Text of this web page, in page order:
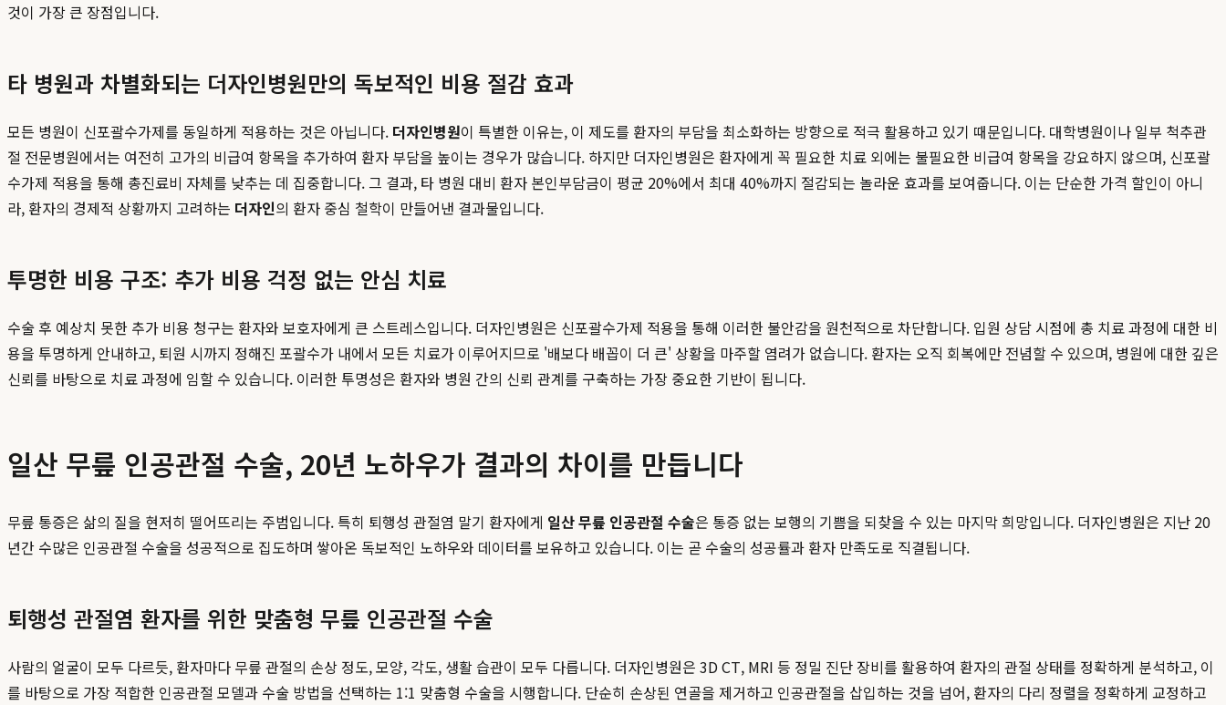
것이 가장 큰 장점입니다.
타 병원과 차별화되는 더자인병원만의 독보적인 비용 절감 효과
모든 병원이 신포괄수가제를 동일하게 적용하는 것은 아닙니다. 더자인병원이 특별한 이유는, 이 제도를 환자의 부담을 최소화하는 방향으로 적극 활용하고 있기 때문입니다. 대학병원이나 일부 척추관
절 전문병원에서는 여전히 고가의 비급여 항목을 추가하여 환자 부담을 높이는 경우가 많습니다. 하지만 더자인병원은 환자에게 꼭 필요한 치료 외에는 불필요한 비급여 항목을 강요하지 않으며, 신포괄
수가제 적용을 통해 총진료비 자체를 낮추는 데 집중합니다. 그 결과, 타 병원 대비 환자 본인부담금이 평균 20%에서 최대 40%까지 절감되는 놀라운 효과를 보여줍니다. 이는 단순한 가격 할인이 아니
라, 환자의 경제적 상황까지 고려하는 더자인의 환자 중심 철학이 만들어낸 결과물입니다.
투명한 비용 구조: 추가 비용 걱정 없는 안심 치료
수술 후 예상치 못한 추가 비용 청구는 환자와 보호자에게 큰 스트레스입니다. 더자인병원은 신포괄수가제 적용을 통해 이러한 불안감을 원천적으로 차단합니다. 입원 상담 시점에 총 치료 과정에 대한 비
용을 투명하게 안내하고, 퇴원 시까지 정해진 포괄수가 내에서 모든 치료가 이루어지므로 '배보다 배꼽이 더 큰' 상황을 마주할 염려가 없습니다. 환자는 오직 회복에만 전념할 수 있으며, 병원에 대한 깊은
신뢰를 바탕으로 치료 과정에 임할 수 있습니다. 이러한 투명성은 환자와 병원 간의 신뢰 관계를 구축하는 가장 중요한 기반이 됩니다.
일산 무릎 인공관절 수술, 20년 노하우가 결과의 차이를 만듭니다
무릎 통증은 삶의 질을 현저히 떨어뜨리는 주범입니다. 특히 퇴행성 관절염 말기 환자에게 일산 무릎 인공관절 수술은 통증 없는 보행의 기쁨을 되찾을 수 있는 마지막 희망입니다. 더자인병원은 지난 20
년간 수많은 인공관절 수술을 성공적으로 집도하며 쌓아온 독보적인 노하우와 데이터를 보유하고 있습니다. 이는 곧 수술의 성공률과 환자 만족도로 직결됩니다.
퇴행성 관절염 환자를 위한 맞춤형 무릎 인공관절 수술
사람의 얼굴이 모두 다르듯, 환자마다 무릎 관절의 손상 정도, 모양, 각도, 생활 습관이 모두 다릅니다. 더자인병원은 3D CT, MRI 등 정밀 진단 장비를 활용하여 환자의 관절 상태를 정확하게 분석하고, 이
를 바탕으로 가장 적합한 인공관절 모델과 수술 방법을 선택하는 1:1 맞춤형 수술을 시행합니다. 단순히 손상된 연골을 제거하고 인공관절을 삽입하는 것을 넘어, 환자의 다리 정렬을 정확하게 교정하고